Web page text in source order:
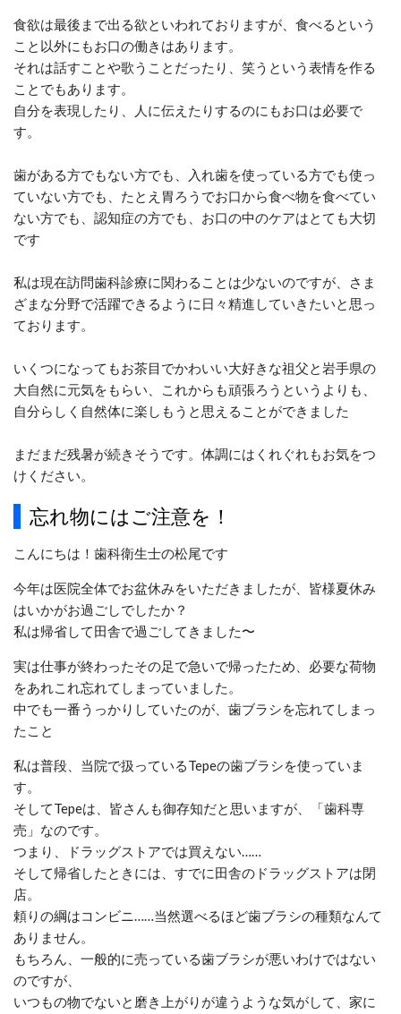
食欲は最後まで出る欲といわれておりますが、食べるという
こと以外にもお口の働きはあります。
それは話すことや歌うことだったり、笑うという表情を作る
ことでもあります。
自分を表現したり、人に伝えたりするのにもお口は必要で
す。
歯がある方でもない方でも、入れ歯を使っている方でも使っ
ていない方でも、たとえ胃ろうでお口から食べ物を食べてい
ない方でも、認知症の方でも、お口の中のケアはとても大切
です
私は現在訪問歯科診療に関わることは少ないのですが、さま
ざまな分野で活躍できるように日々精進していきたいと思っ
ております。
いくつになってもお茶目でかわいい大好きな祖父と岩手県の
大自然に元気をもらい、これからも頑張ろうというよりも、
自分らしく自然体に楽しもうと思えることができました
まだまだ残暑が続きそうです。体調にはくれぐれもお気をつ
けください。
忘れ物にはご注意を！
こんにちは！ 歯科衛生士の松尾です
今年は医院全体でお盆休みをいただきましたが、皆様夏休み
はいかがお過ごしでしたか？
私は帰省して田舎で過ごしてきました〜
実は仕事が終わったその足で急いで帰ったため、必要な荷物
をあれこれ忘れてしまっていました。
中でも一番うっかりしていたのが、歯ブラシを忘れてしまっ
たこと
私は普段、当院で扱っているTepeの歯ブラシを使っていま
す。
そしてTepeは、皆さんも御存知だと思いますが、「歯科専
売」なのです。
つまり、ドラッグストアでは買えない……
そして帰省したときには、すでに田舎のドラッグストアは閉
店。
頼りの綱はコンビニ……当然選べるほど歯ブラシの種類なんて
ありません。
もちろん、一般的に売っている歯ブラシが悪いわけではない
のですが、
いつもの物でないと磨き上がりが違うような気がして、家に